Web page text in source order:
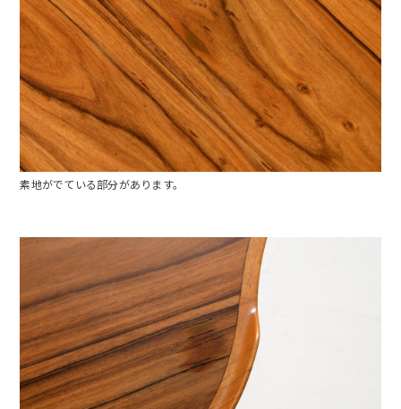
素地がでている部分があります。